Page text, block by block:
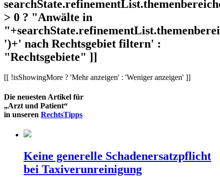
> 0 ? "Anwälte in
')+' nach Rechtsgebiet filtern' :
"Rechtsgebiete" ]]
[[ !isShowingMore ? 'Mehr anzeigen' : 'Weniger anzeigen' ]]
Die neuesten Artikel für
„Arzt und Patient“
in unseren RechtsTipps
Keine generelle Schadenersatzpflicht
bei Taxiverunreinigung